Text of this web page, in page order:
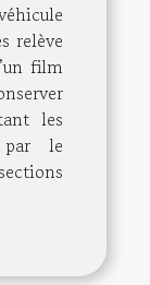
relève
film
les
par le